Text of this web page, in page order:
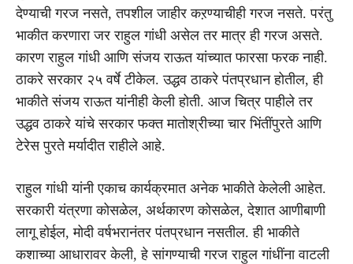
देण्याची गरज नसते, तपशील जाहीर कऱण्याचीही गरज नसते. परंतु
भाकीत करणारा जर राहुल गांधी असेल तर मात्र ही गरज असते.
कारण राहुल गांधी आणि संजय राऊत यांच्यात फारसा फरक नाही.
ठाकरे सरकार २५ वर्षे टीकेल. उद्धव ठाकरे पंतप्रधान होतील, ही
भाकीते संजय राऊत यांनीही केली होती. आज चित्र पाहीले तर
उद्धव ठाकरे यांचे सरकार फक्त मातोश्रीच्या चार भिंतींपुरते आणि
टेरेस पुरते मर्यादीत राहीले आहे.
राहुल गांधी यांनी एकाच कार्यक्रमात अनेक भाकीते केलेली आहेत.
सरकारी यंत्रणा कोसळेल, अर्थकारण कोसळेल, देशात आणीबाणी
लागू होईल, मोदी वर्षभरानंतर पंतप्रधान नसतील. ही भाकीते
कशाच्या आधारावर केली, हे सांगण्याची गरज राहुल गांधींना वाटली